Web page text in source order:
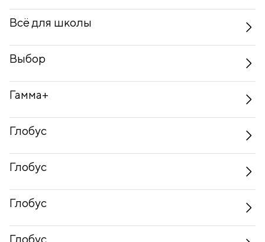
Всё для школы
Выбор
Гамма+
Глобус
Глобус
Глобус
Глобус